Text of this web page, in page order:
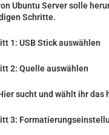
Ubuntu Server solle
Schritte.
1: USB Stick auswählen
2: Quelle auswählen
sucht und wählt ihr das
3: